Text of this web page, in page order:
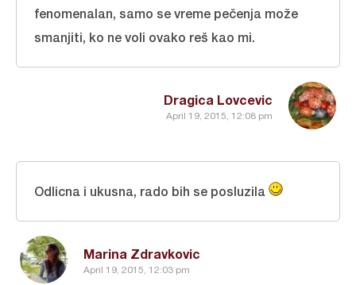
Dragica Lovcevic
April 19, 2015, 12:08 pm
fenomenalan, samo se vreme pečenja može
smanjiti, ko ne voli ovako reš kao mi.
Marina Zdravkovic
April 19, 2015, 12:03 pm
Odlicna i ukusna, rado bih se posluzila